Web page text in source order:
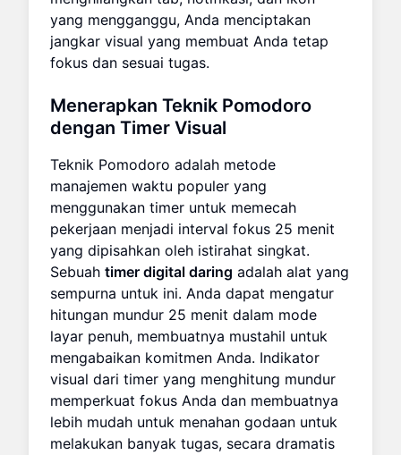
yang mengganggu, Anda menciptakan
jangkar visual yang membuat Anda tetap
fokus dan sesuai tugas.
Menerapkan Teknik Pomodoro
dengan Timer Visual
Teknik Pomodoro adalah metode
manajemen waktu populer yang
menggunakan timer untuk memecah
pekerjaan menjadi interval fokus 25 menit
yang dipisahkan oleh istirahat singkat.
Sebuah timer digital daring adalah alat yang
sempurna untuk ini. Anda dapat mengatur
hitungan mundur 25 menit dalam mode
layar penuh, membuatnya mustahil untuk
mengabaikan komitmen Anda. Indikator
visual dari timer yang menghitung mundur
memperkuat fokus Anda dan membuatnya
lebih mudah untuk menahan godaan untuk
melakukan banyak tugas, secara dramatis